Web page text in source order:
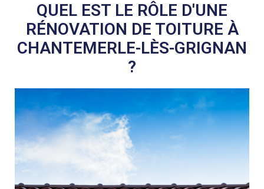
QUEL EST LE RÔLE D'UNE
RÉNOVATION DE TOITURE À
CHANTEMERLE-LÈS-GRIGNAN
?